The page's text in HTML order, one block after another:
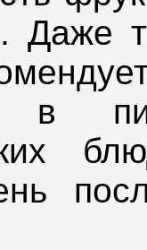
Даже
в